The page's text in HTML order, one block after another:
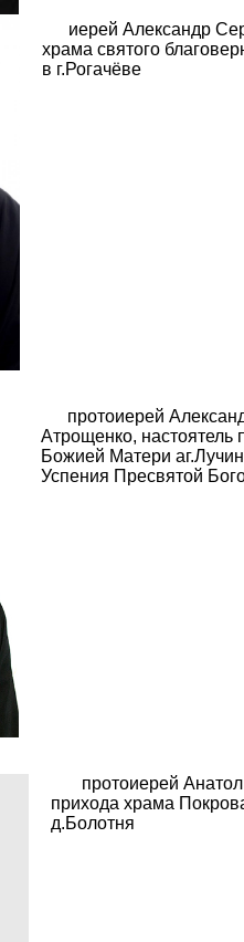
иерей Александр
храма святого
в г.Рогачёве
протоиерей
Атрощенко, настоятель
Божией Матери
Успения Пресвятой
протоиерей
прихода храма
д.Болотня